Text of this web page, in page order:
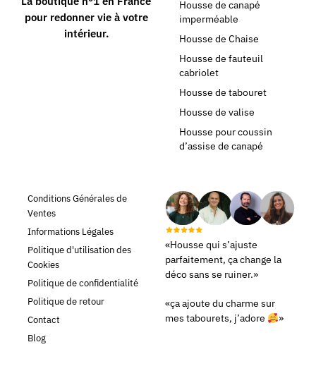
pour redonner vie à votre
intérieur.
Housse de canapé
imperméable
Housse de Chaise
Housse de fauteuil
cabriolet
Housse de tabouret
Housse de valise
Housse pour coussin
d’assise de canapé
Conditions Générales de
Ventes
Informations Légales
Politique d'utilisation des
Cookies
Politique de confidentialité
Politique de retour
Contact
Blog
«Housse qui s’ajuste
parfaitement, ça change la
déco sans se ruiner.»
«ça ajoute du charme sur
mes tabourets, j’adore
»